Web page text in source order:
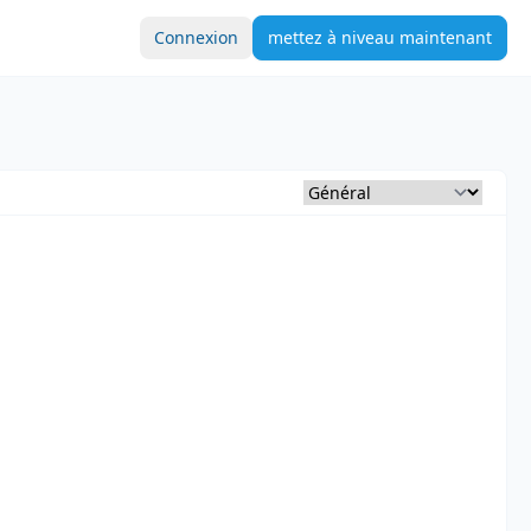
Connexion mettez à niveau maintenant